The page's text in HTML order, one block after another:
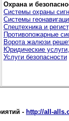
Охрана и
Системы охраны
Системы
Спецтехника и
Противопожарные
Ворота жалюзи
Юридические
Услуги безопасности
- http://all-